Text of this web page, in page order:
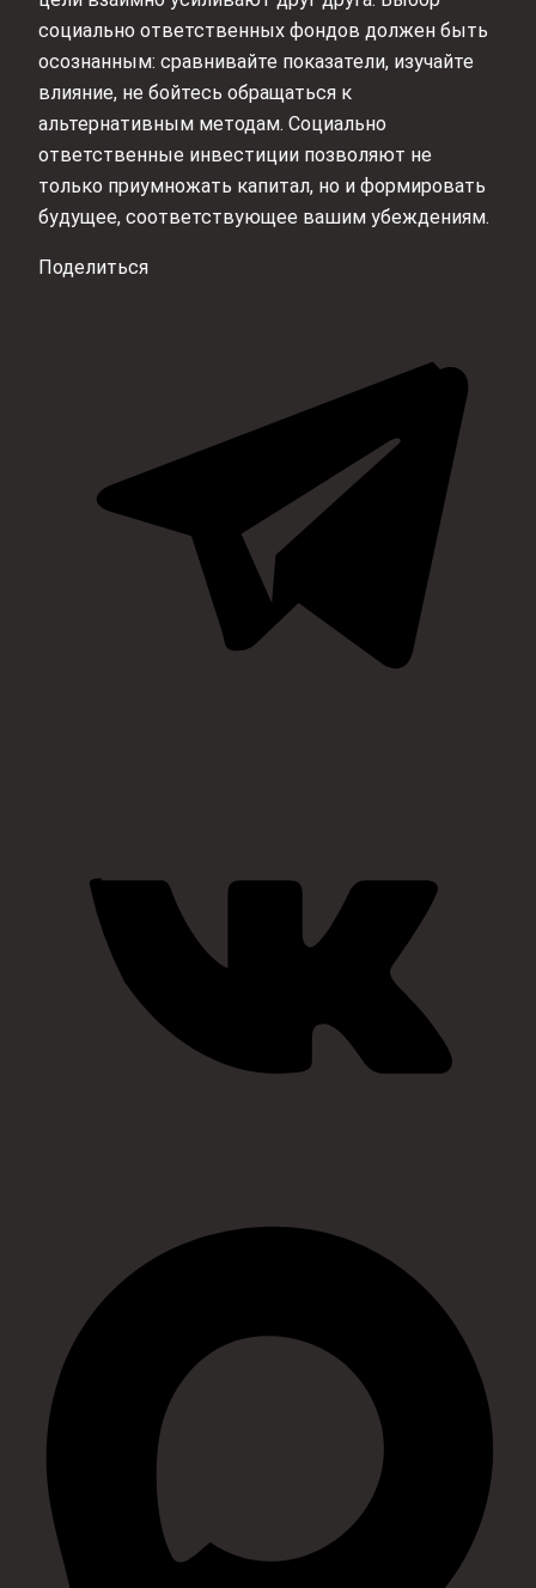
социально ответственных фондов должен быть
осознанным: сравнивайте показатели, изучайте
влияние, не бойтесь обращаться к
альтернативным методам. Социально
ответственные инвестиции позволяют не
только приумножать капитал, но и формировать
будущее, соответствующее вашим убеждениям.
Поделиться